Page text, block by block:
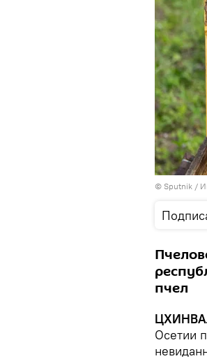
© Sputnik /
пчел
Осетии